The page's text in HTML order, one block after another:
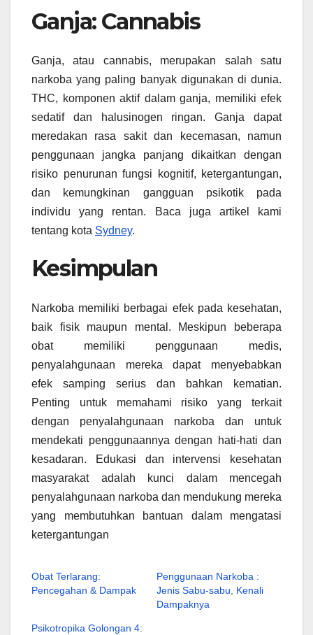
Ganja: Cannabis
Ganja, atau cannabis, merupakan salah satu
narkoba yang paling banyak digunakan di dunia.
THC, komponen aktif dalam ganja, memiliki efek
sedatif dan halusinogen ringan. Ganja dapat
meredakan rasa sakit dan kecemasan, namun
penggunaan jangka panjang dikaitkan dengan
risiko penurunan fungsi kognitif, ketergantungan,
dan kemungkinan gangguan psikotik pada
individu yang rentan. Baca juga artikel kami
tentang kota Sydney.
Kesimpulan
Narkoba memiliki berbagai efek pada kesehatan,
baik fisik maupun mental. Meskipun beberapa
obat memiliki penggunaan medis,
penyalahgunaan mereka dapat menyebabkan
efek samping serius dan bahkan kematian.
Penting untuk memahami risiko yang terkait
dengan penyalahgunaan narkoba dan untuk
mendekati penggunaannya dengan hati-hati dan
kesadaran. Edukasi dan intervensi kesehatan
masyarakat adalah kunci dalam mencegah
penyalahgunaan narkoba dan mendukung mereka
yang membutuhkan bantuan dalam mengatasi
ketergantungan
Obat Terlarang:
Pencegahan & Dampak
Penggunaan Narkoba :
Jenis Sabu-sabu, Kenali
Dampaknya
Psikotropika Golongan 4: